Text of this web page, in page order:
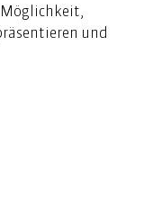
Möglichkeit,
und